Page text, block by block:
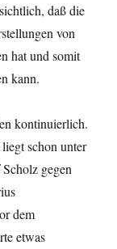
daß die
von
hat und somit
kann.
kontinuierlich.
schon unter
gegen
dem
etwas